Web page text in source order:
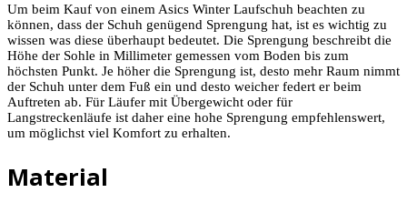
Um beim Kauf von einem Asics Winter Laufschuh beachten zu
können, dass der Schuh genügend Sprengung hat, ist es wichtig zu
wissen was diese überhaupt bedeutet. Die Sprengung beschreibt die
Höhe der Sohle in Millimeter gemessen vom Boden bis zum
höchsten Punkt. Je höher die Sprengung ist, desto mehr Raum nimmt
der Schuh unter dem Fuß ein und desto weicher federt er beim
Auftreten ab. Für Läufer mit Übergewicht oder für
Langstreckenläufe ist daher eine hohe Sprengung empfehlenswert,
um möglichst viel Komfort zu erhalten.
Material